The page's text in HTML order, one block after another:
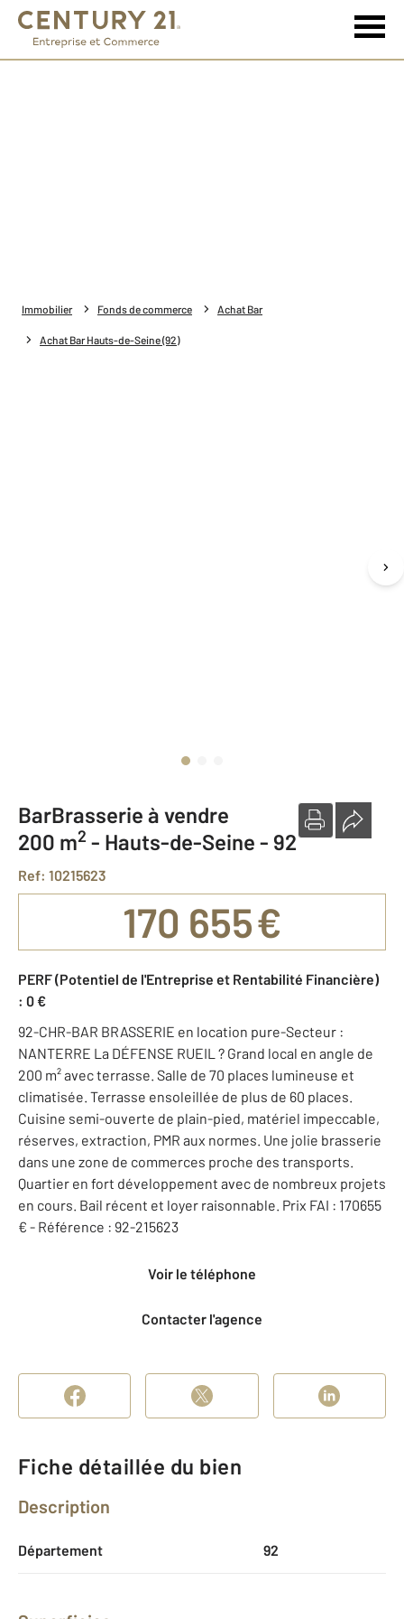
Immobilier Fonds de commerce Achat Bar
Achat Bar Hauts-de-Seine (92)
BarBrasserie à vendre
200 m2 - Hauts-de-Seine - 92
Ref: 10215623
170 655 €
PERF (Potentiel de l'Entreprise et Rentabilité Financière)
: 0 €
92-CHR-BAR BRASSERIE en location pure-Secteur :
NANTERRE La DÉFENSE RUEIL ? Grand local en angle de
200 m² avec terrasse. Salle de 70 places lumineuse et
climatisée. Terrasse ensoleillée de plus de 60 places.
Cuisine semi-ouverte de plain-pied, matériel impeccable,
réserves, extraction, PMR aux normes. Une jolie brasserie
dans une zone de commerces proche des transports.
Quartier en fort développement avec de nombreux projets
en cours. Bail récent et loyer raisonnable. Prix FAI : 170655
€ - Référence : 92-215623
Voir le téléphone
Contacter l'agence
Fiche détaillée du bien
Description
Département 92